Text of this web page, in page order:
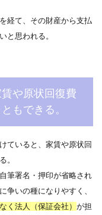
経て、その財産から支払
と思われる。
や原状回復費
もできる。
ていると、家賃や原状回
。
筆署名・押印が省略され
争いの種になりやすく、
く法人（保証会社） が担